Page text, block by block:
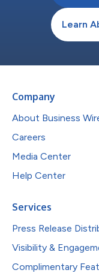
Learn
Company
About Business
Careers
Media Center
Help Center
Services
Press Release
Visibility &
Complimentary